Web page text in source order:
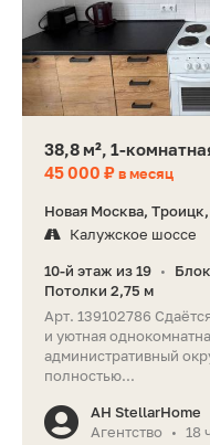
38,8 м², 1-
45 000 ₽в месяц
Новая Москва,
Калужское шоссе
10-й этаж из 19 • Блок
Потолки 2,75 м
Арт. 139102786
и уютная
административный
полностью...
АН StellarHome
Агентство
• 18